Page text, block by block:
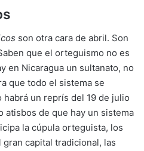
son otra cara de abril. Son
que el orteguismo no es
en Nicaragua un sultanato, no
que todo el sistema se
un reprís del 19 de julio
atisbos de que hay un sistema
la cúpula orteguista, los
capital tradicional, las